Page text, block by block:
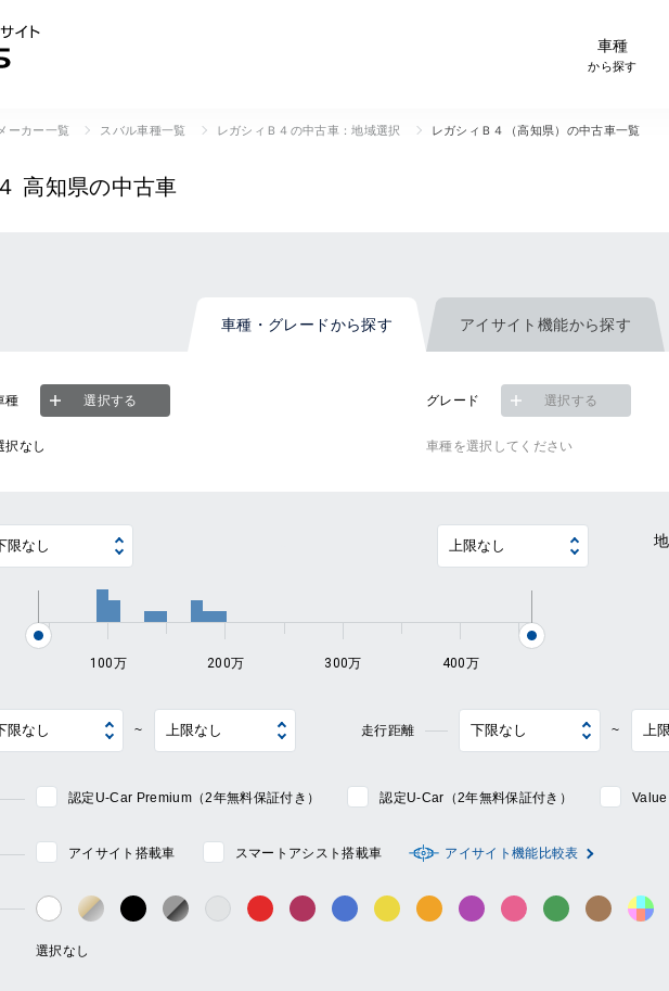
車種
から探す
メーカー一覧 スバル車種一覧 レガシィＢ４の中古車：地域選択 レガシィＢ４（高知県）の中古車一覧
高知県の中古車
車種・グレードから探す アイサイト機能から探す
種 選択する グレード 選択する
100万 200万 300万 400万
~ 走行距離 ~
認定U-Car Premium（2年無料保証付き） 認定U-Car（2年無料保証付き） Value
アイサイト搭載車 スマートアシスト搭載車 アイサイト機能比較表
ホワイト系ゴールド・シルバー系
ブラック系ガンメタ系グレー系 レッド系 ワイン系 ブルー系 イエロー系オレンジ系パープル系ピンク系 グリーン系ブラウン